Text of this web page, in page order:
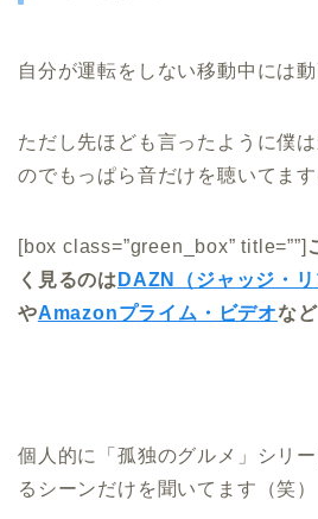
自分が運転をしない移動中には動
ただし先ほども言ったように僕
のでもっぱら音だけを聴いてます
[box class=”green_box” title=””]
く見るのは DAZN（ジャッジ・
やAmazonプライム・ビデオな
個人的に「孤独のグルメ」シリ
るシーンだけを聞いてます（笑）